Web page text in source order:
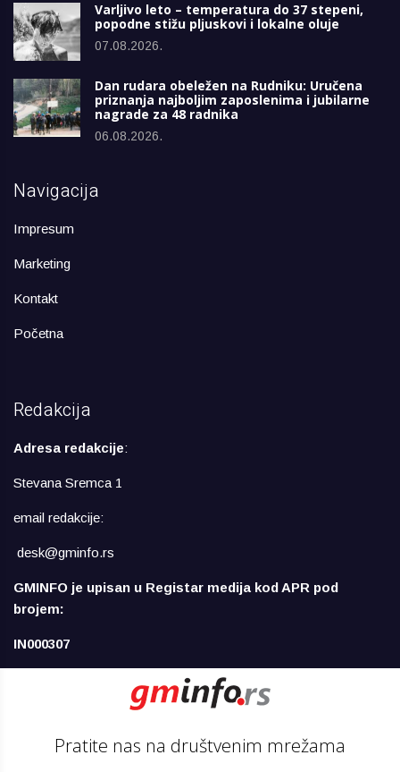
Varljivo leto – temperatura do 37 stepeni,
popodne stižu pljuskovi i lokalne oluje
07.08.2026.
Dan rudara obeležen na Rudniku: Uručena
priznanja najboljim zaposlenima i jubilarne
nagrade za 48 radnika
06.08.2026.
Navigacija
Impresum
Marketing
Kontakt
Početna
Redakcija
Adresa redakcije:
Stevana Sremca 1
email redakcije:
desk@gminfo.rs
GMINFO je upisan u Registar medija kod APR pod
brojem:
IN000307
Pratite nas na društvenim mrežama